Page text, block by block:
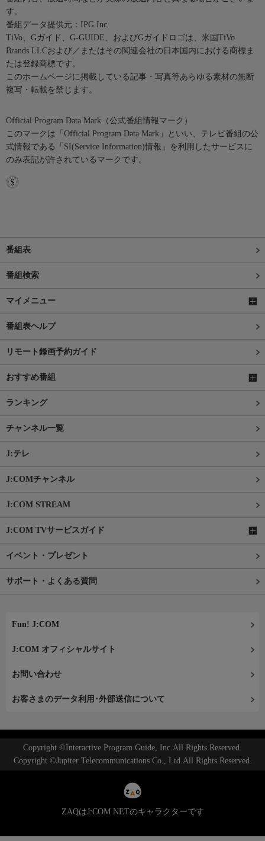
す。
番組データ提供元：IPG Inc.
TiVo、Gガイド、G-GUIDE、およびGガイドロゴは、米国TiVo
Brands LLCおよび／またはその関連会社の日本国内における商標ま
たは登録商標です。
このホームページに掲載している記事・写真等あらゆる素材の無断
複写・転載を禁じます。
Official Program Data Mark（公式番組情報マーク）
このマークは「Official Program Data Mark」といい、テレビ番組の公
式情報である「SI(Service Information)情報」を利用したサービスに
のみ表記が許されているマークです。
番組表
番組検索
マイメニュー
番組表ヘルプ
リモート録画予約ガイド
おすすめ番組
ランキング
チャンネル一覧
J:テレ
J:COMチャンネル
J:COM STREAM
J:COM TVサービスガイド
イベント・プレゼント
サポート・よくある質問
Fun! J:COM
J:COM オフィシャルサイト
お問い合わせ
お客さまのデータ利用･外部送信について
Copyright ©Interactive Program Guide, Inc.All Rights Reserved.
Copyright ©Jupiter Telecommunications Co., Ltd.All Rights Reserved.
ZAQはJ:COM NETのキャラクターです